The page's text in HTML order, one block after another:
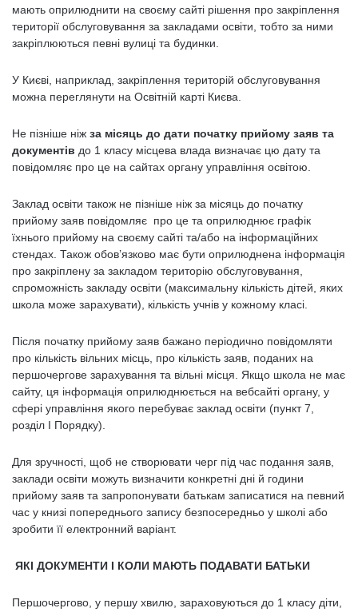
мають оприлюднити на своєму сайті рішення про закріплення
території обслуговування за закладами освіти, тобто за ними
закріплюються певні вулиці та будинки.
У Києві, наприклад, закріплення територій обслуговування
можна переглянути на Освітній карті Києва.
Не пізніше ніж за місяць до дати початку прийому заяв та
документів до 1 класу місцева влада визначає цю дату та
повідомляє про це на сайтах органу управління освітою.
Заклад освіти також не пізніше ніж за місяць до початку
прийому заяв повідомляє про це та оприлюднює графік
їхнього прийому на своєму сайті та/або на інформаційних
стендах. Також обов’язково має бути оприлюднена інформація
про закріплену за закладом територію обслуговування,
спроможність закладу освіти (максимальну кількість дітей, яких
школа може зарахувати), кількість учнів у кожному класі.
Після початку прийому заяв бажано періодично повідомляти
про кількість вільних місць, про кількість заяв, поданих на
першочергове зарахування та вільні місця. Якщо школа не має
сайту, ця інформація оприлюднюється на вебсайті органу, у
сфері управління якого перебуває заклад освіти (пункт 7,
розділ І Порядку).
Для зручності, щоб не створювати черг під час подання заяв,
заклади освіти можуть визначити конкретні дні й години
прийому заяв та запропонувати батькам записатися на певний
час у книзі попереднього запису безпосередньо у школі або
зробити її електронний варіант.
ЯКІ ДОКУМЕНТИ І КОЛИ МАЮТЬ ПОДАВАТИ БАТЬКИ
Першочергово, у першу хвилю, зараховуються до 1 класу діти,